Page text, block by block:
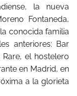
la nueva
Fontaneda,
conocida familia
anteriores: Bar
el hostelero
en Madrid, en
a la glorieta